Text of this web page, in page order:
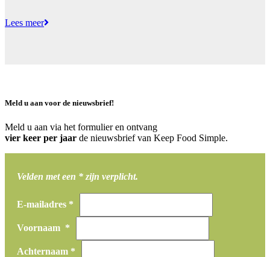
Lees meer
Meld u aan voor de nieuwsbrief!
Meld u aan via het formulier en ontvang
vier keer per jaar de nieuwsbrief van Keep Food Simple.
Velden met een * zijn verplicht.
E-mailadres *
Voornaam *
Achternaam *